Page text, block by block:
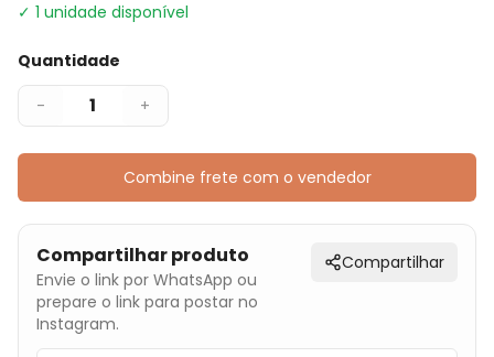
✓ 1 unidade disponível
Quantidade
- 1 +
Combine frete com o vendedor
Compartilhar produto
Envie o link por WhatsApp ou
prepare o link para postar no
Instagram.
Compartilhar